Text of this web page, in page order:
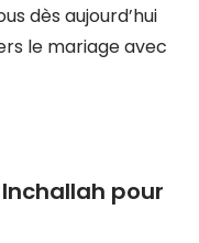
dès aujourd’hui
le mariage avec
pour